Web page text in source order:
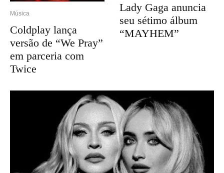
Música
Coldplay lança
versão de “We Pray”
em parceria com
Twice
Lady Gaga anuncia
seu sétimo álbum
“MAYHEM”